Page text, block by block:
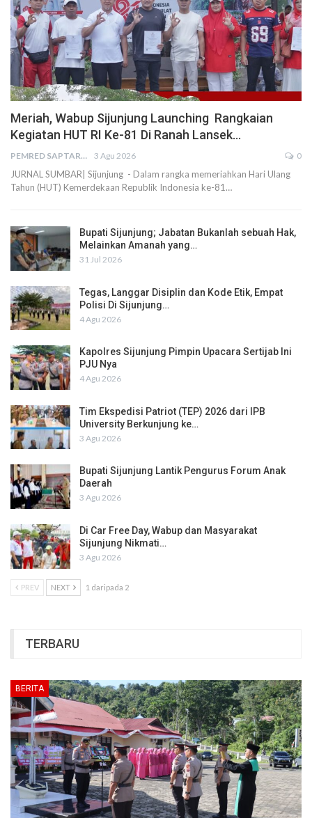
Meriah, Wabup Sijunjung Launching Rangkaian
Kegiatan HUT RI Ke-81 Di Ranah Lansek…
PEMRED SAPTARIUS 3 Agu 2026 0
JURNAL SUMBAR| Sijunjung - Dalam rangka memeriahkan Hari Ulang
Tahun (HUT) Kemerdekaan Republik Indonesia ke-81…
Bupati Sijunjung; Jabatan Bukanlah sebuah Hak,
Melainkan Amanah yang…
31 Jul 2026
Tegas, Langgar Disiplin dan Kode Etik, Empat
Polisi Di Sijunjung…
4 Agu 2026
Kapolres Sijunjung Pimpin Upacara Sertijab Ini
PJU Nya
4 Agu 2026
Tim Ekspedisi Patriot (TEP) 2026 dari IPB
University Berkunjung ke…
3 Agu 2026
Bupati Sijunjung Lantik Pengurus Forum Anak
Daerah
3 Agu 2026
Di Car Free Day, Wabup dan Masyarakat
Sijunjung Nikmati…
3 Agu 2026
PREV NEXT 1 daripada 2
TERBARU
BERITA